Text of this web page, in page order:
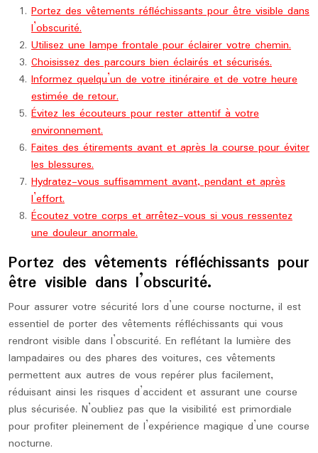
Portez des vêtements réfléchissants pour être visible dans
l’obscurité.
Utilisez une lampe frontale pour éclairer votre chemin.
Choisissez des parcours bien éclairés et sécurisés.
Informez quelqu’un de votre itinéraire et de votre heure
estimée de retour.
Évitez les écouteurs pour rester attentif à votre
environnement.
Faites des étirements avant et après la course pour éviter
les blessures.
Hydratez-vous suffisamment avant, pendant et après
l’effort.
Écoutez votre corps et arrêtez-vous si vous ressentez
une douleur anormale.
Portez des vêtements réfléchissants pour
être visible dans l’obscurité.
Pour assurer votre sécurité lors d’une course nocturne, il est
essentiel de porter des vêtements réfléchissants qui vous
rendront visible dans l’obscurité. En reflétant la lumière des
lampadaires ou des phares des voitures, ces vêtements
permettent aux autres de vous repérer plus facilement,
réduisant ainsi les risques d’accident et assurant une course
plus sécurisée. N’oubliez pas que la visibilité est primordiale
pour profiter pleinement de l’expérience magique d’une course
nocturne.